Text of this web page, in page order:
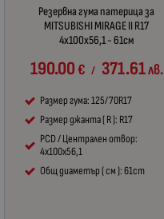
Резервна гума патерица за
MITSUBISHI MIRAGE II R17
4x100x56,1 - 61см
190.00€ / 371.61лв.
Размер гума: 125/70R17
Размер джанта ( R ): R17
PCD / Централен отвор:
4x100x56,1
Общ диаметър ( см ): 61cm